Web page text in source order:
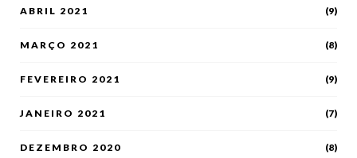
ABRIL 2021 (9)
MARÇO 2021 (8)
FEVEREIRO 2021 (9)
JANEIRO 2021 (7)
DEZEMBRO 2020 (8)